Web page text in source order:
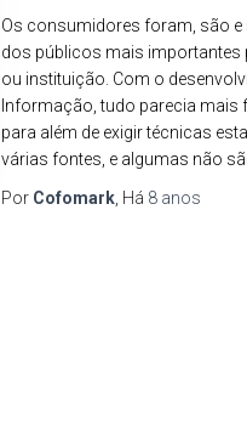
Os consumidores foram, são e
dos públicos mais importantes
ou instituição. Com o
Informação, tudo parecia mais
para além de exigir técnicas
várias fontes, e algumas não
Por Cofomark , Há 8 anos